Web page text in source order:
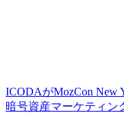
ICODAがMozCon
暗号資産マーケティン